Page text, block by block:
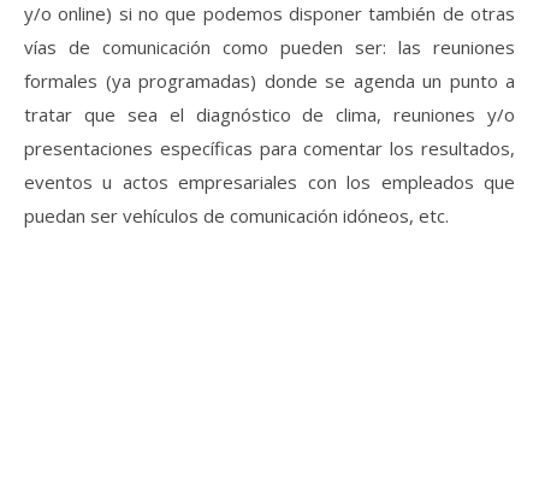
y/o online) si no que podemos disponer también de otras
vías de comunicación como pueden ser: las reuniones
formales (ya programadas) donde se agenda un punto a
tratar que sea el diagnóstico de clima, reuniones y/o
presentaciones específicas para comentar los resultados,
eventos u actos empresariales con los empleados que
puedan ser vehículos de comunicación idóneos, etc.